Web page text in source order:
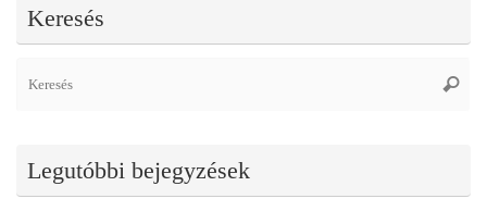
Keresés
Legutóbbi bejegyzések